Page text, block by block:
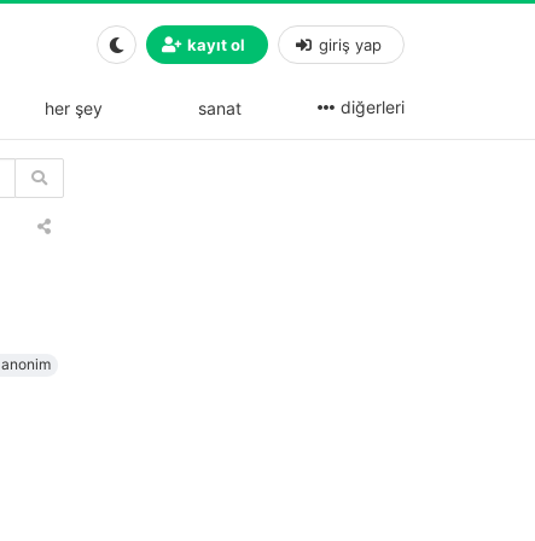
kayıt ol giriş yap
her şey sanat diğerleri
anonim